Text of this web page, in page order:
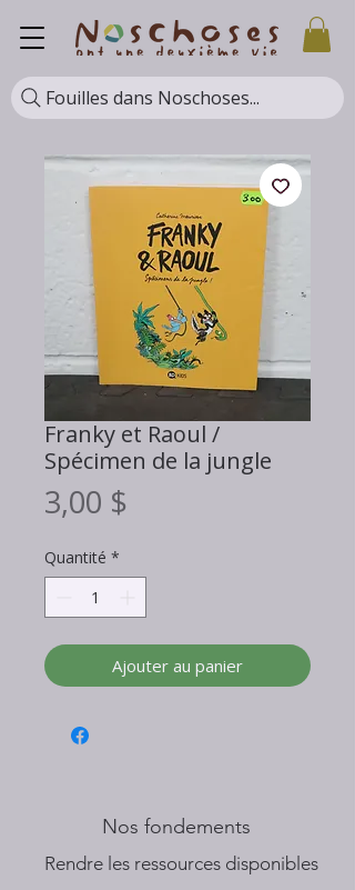
Fouilles dans Noschoses...
Franky et Raoul /
Spécimen de la jungle
3,00 $
Quantité *
Ajouter au panier
Nos fondements
​Rendre les ressources disponibles